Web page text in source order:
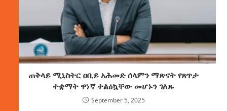
ጠቅላይ ሚኒስትር ዐቢይ አሕመድ ሰላምን ማጽናት የጸጥታ
ተቋማት ዋነኛ ተልዕኳቸው መሆኑን ገለጹ
September 5, 2025